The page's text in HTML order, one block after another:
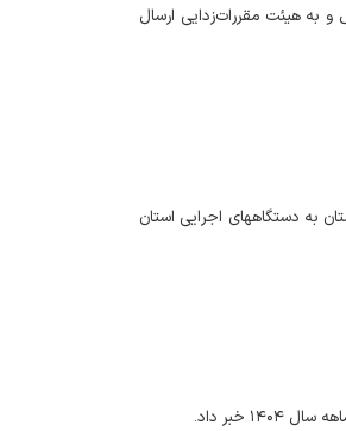
مخل کسب‌وکار تکمیل و به هیئت مقررات‌زدایی ارسال
توسط خزانه معین استان به دستگاههای اجرایی استان
خبر داد.